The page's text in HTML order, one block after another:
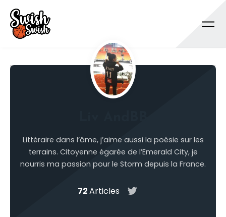
Littéraire dans l’âme, j’aime aussi la poésie sur les
terrains. Citoyenne égarée de l’Emerald City, je
nourris ma passion pour le Storm depuis la France.
72Articles